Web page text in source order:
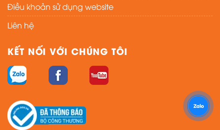
Điều khoản sử dụng website
Liên hệ
KẾT NỐI VỚI CHÚNG TÔI